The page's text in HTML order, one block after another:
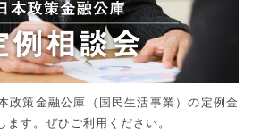
政策金融公庫（国民生活事業）の定例金
ます。ぜひご利用ください。